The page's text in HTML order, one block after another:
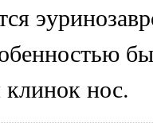
нос.